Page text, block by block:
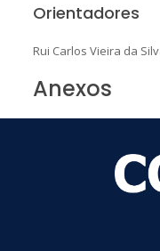
Orientadores
Rui Carlos Vieira da
Anexos